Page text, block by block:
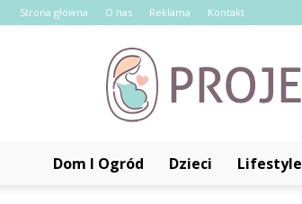
Strona główna O nas Reklama Kontakt
Dom I Ogród Dzieci Lifestyle